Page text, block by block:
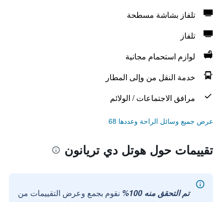
تلفاز بشاشة مسطحة
تلفاز
لوازم استحمام مجانية
خدمة النقل من وإلى المطار
مرافق الاجتماعات / الولائم
عرض جميع وسائل الراحة وعددها 68
تقييمات حول هوتل دي تريانون
تم التحقق منه 100%
نقوم بجمع وعرض التقييمات من